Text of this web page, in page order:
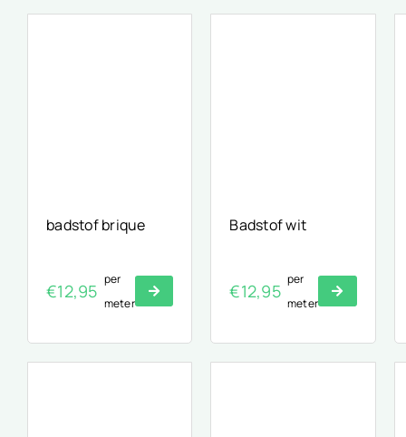
badstof brique
€12,95
per
meter
Badstof wit
€12,95
per
meter